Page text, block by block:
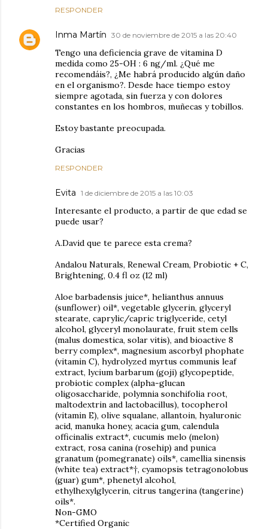
RESPONDER
Inma Martín 30 de noviembre de 2015 a las 20:40
Tengo una deficiencia grave de vitamina D
medida como 25-OH : 6 ng/ml. ¿Qué me
recomendáis?, ¿Me habrá producido algún daño
en el organismo?. Desde hace tiempo estoy
siempre agotada, sin fuerza y con dolores
constantes en los hombros, muñecas y tobillos.
Estoy bastante preocupada.
Gracias
RESPONDER
Evita 1 de diciembre de 2015 a las 10:03
Interesante el producto, a partir de que edad se
puede usar?
A.David que te parece esta crema?
Andalou Naturals, Renewal Cream, Probiotic + C,
Brightening, 0.4 fl oz (12 ml)
Aloe barbadensis juice*, helianthus annuus
(sunflower) oil*, vegetable glycerin, glyceryl
stearate, caprylic/capric triglyceride, cetyl
alcohol, glyceryl monolaurate, fruit stem cells
(malus domestica, solar vitis), and bioactive 8
berry complex*, magnesium ascorbyl phophate
(vitamin C), hydrolyzed myrtus communis leaf
extract, lycium barbarum (goji) glycopeptide,
probiotic complex (alpha-glucan
oligosaccharide, polymnia sonchifolia root,
maltodextrin and lactobacillus), tocopherol
(vitamin E), olive squalane, allantoin, hyaluronic
acid, manuka honey, acacia gum, calendula
officinalis extract*, cucumis melo (melon)
extract, rosa canina (rosehip) and punica
granatum (pomegranate) oils*, camellia sinensis
(white tea) extract*†, cyamopsis tetragonolobus
(guar) gum*, phenetyl alcohol,
ethylhexylglycerin, citrus tangerina (tangerine)
oils*.
Non-GMO
*Certified Organic